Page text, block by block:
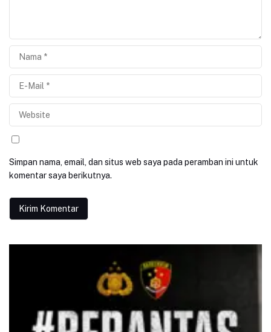
Simpan nama, email, dan situs web saya pada peramban ini untuk
komentar saya berikutnya.